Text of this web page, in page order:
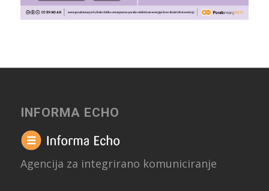
INFORMA ECHO
Agencija za integrirano komuniciranje